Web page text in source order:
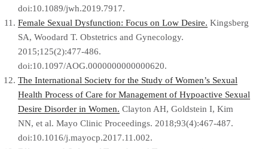
doi:10.1089/jwh.2019.7917.
Female Sexual Dysfunction: Focus on Low Desire. Kingsberg
SA, Woodard T. Obstetrics and Gynecology.
2015;125(2):477-486.
doi:10.1097/AOG.0000000000000620.
The International Society for the Study of Women’s Sexual
Health Process of Care for Management of Hypoactive Sexual
Desire Disorder in Women. Clayton AH, Goldstein I, Kim
NN, et al. Mayo Clinic Proceedings. 2018;93(4):467-487.
doi:10.1016/j.mayocp.2017.11.002.